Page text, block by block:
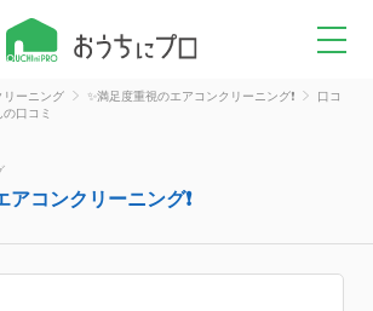
リーニング ✨満足度重視のエアコンクリーニング❗️
口コ
口コミ
アコンクリーニング❗️